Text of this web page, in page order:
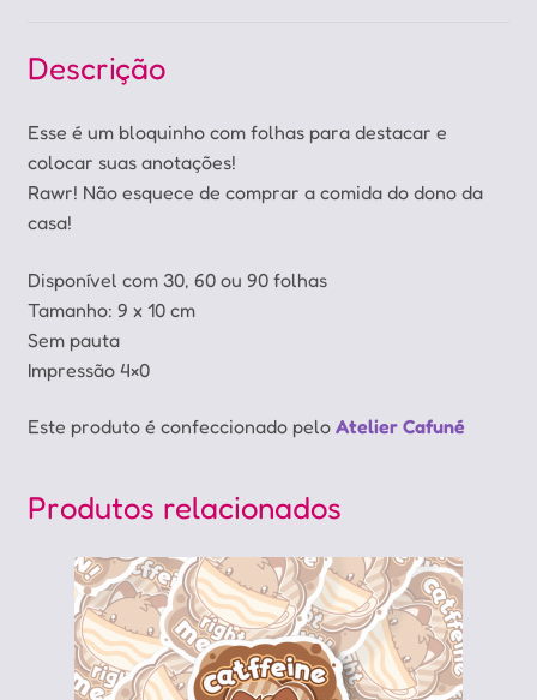
Descrição
Esse é um bloquinho com folhas para destacar e
colocar suas anotações!
Rawr! Não esquece de comprar a comida do dono da
casa!
Disponível com 30, 60 ou 90 folhas
Tamanho: 9 x 10 cm
Sem pauta
Impressão 4×0
Este produto é confeccionado pelo Atelier Cafuné
Produtos relacionados